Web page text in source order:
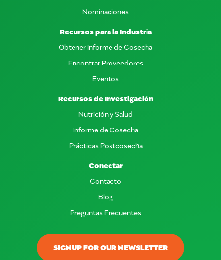
SIGNUP FOR OUR NEWSLETTER
Nominaciones
Recursos para la Industria
Obtener Informe de Cosecha
Encontrar Proveedores
Eventos
Recursos de Investigación
Nutrición y Salud
Informe de Cosecha
Prácticas Postcosecha
Conectar
Contacto
Blog
Preguntas Frecuentes